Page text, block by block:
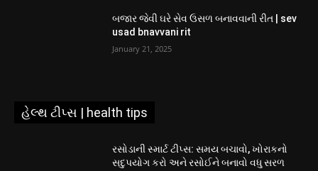
બજાર જેવી ઘરે સેવ ઉસળ બનાવવાની રીત | sev
usad bnavvani rit
January 21, 2025
હેલ્થ ટીપ્સ | health tips
રસોડાની સ્માર્ટ ટીપ્સ: સમય બચાવો, ખોરાકનો
સદુપયોગ કરો અને રસોઈને બનાવો વધુ સરળ